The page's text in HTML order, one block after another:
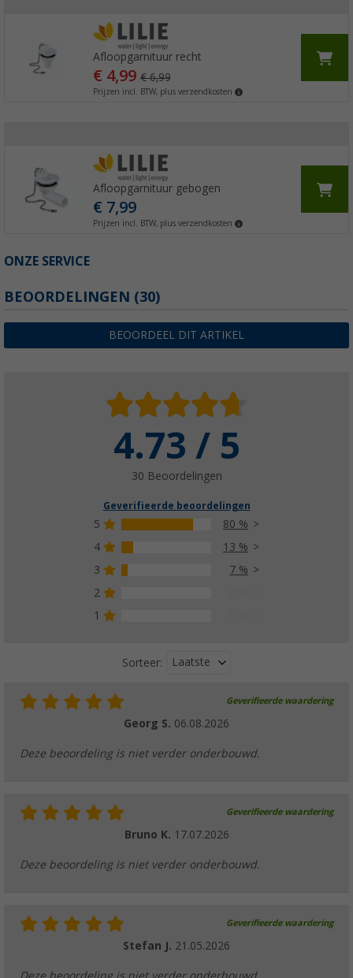
Afloopgarnituur recht
€ 4,99€ 6,99
Prijzen incl. BTW, plus verzendkosten
Afloopgarnituur gebogen
€ 7,99
Prijzen incl. BTW, plus verzendkosten
ONZE SERVICE
BEOORDELINGEN (30)
BEOORDEEL DIT ARTIKEL
4.73 / 5
30 Beoordelingen
Geverifieerde beoordelingen
5
80 %
4
13 %
3
7 %
2
1
Sorteer: Laatste
Geverifieerde waardering
Georg S. 06.08.2026
Deze beoordeling is niet verder onderbouwd.
Geverifieerde waardering
Bruno K. 17.07.2026
Deze beoordeling is niet verder onderbouwd.
Geverifieerde waardering
Stefan J. 21.05.2026